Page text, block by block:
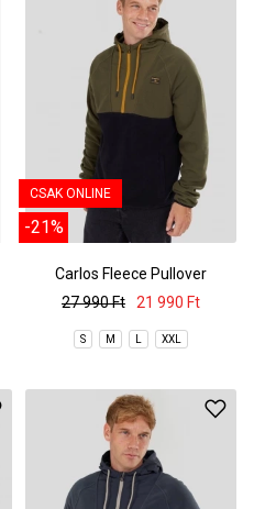
CSAK ONLINE
-21%
Carlos Fleece Pullover
27 990 Ft
21 990 Ft
S M L XXL